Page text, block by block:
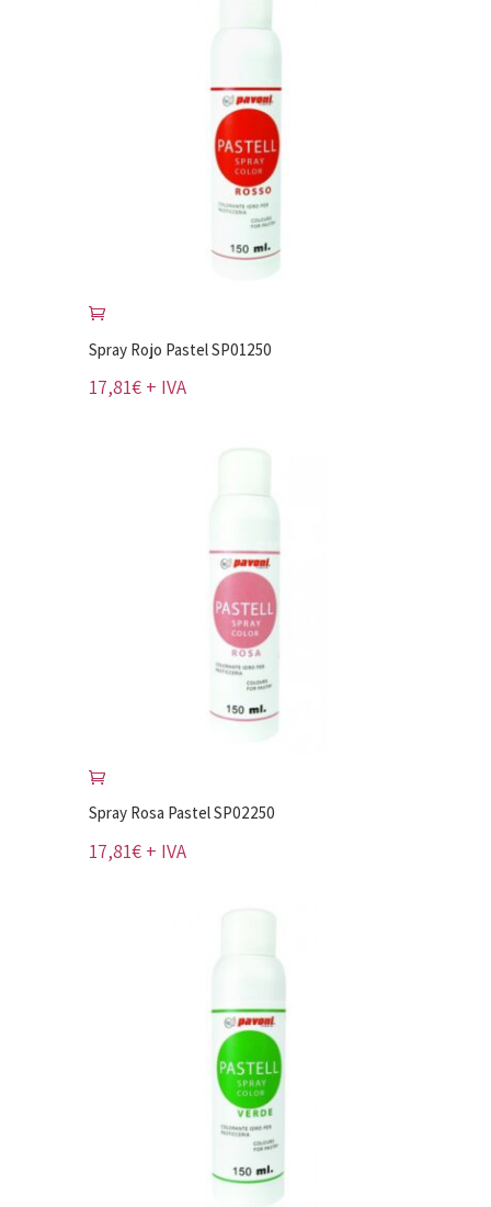
Spray Rojo Pastel SP01250
17,81€ + IVA
Spray Rosa Pastel SP02250
17,81€ + IVA